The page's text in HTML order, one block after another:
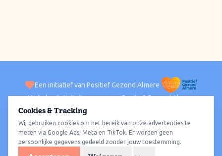
Een initiatief van Positief Gezond Almere
VerhalenActiviteiten Positief Gezond Almere
ACTIVITEITEN PER WIJK
Alle wijkenAlmere HavenAlmere StadAlmere BuitenAlmere Poort
Almere HoutAlmere OosterwoldWat te doen
Cookies & Tracking
Wij gebruiken cookies om het bereik van onze advertenties te
meten via Google Ads, Meta en TikTok. Er worden geen
persoonlijke gegevens gedeeld zonder jouw toestemming.